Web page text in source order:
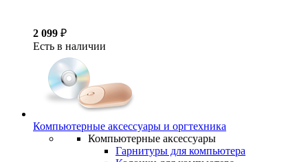
2 099 ₽
Есть в наличии
Компьютерные аксессуары и оргтехника
Компьютерные аксессуары
Гарнитуры для компьютера